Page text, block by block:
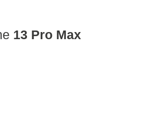
13 Pro Max